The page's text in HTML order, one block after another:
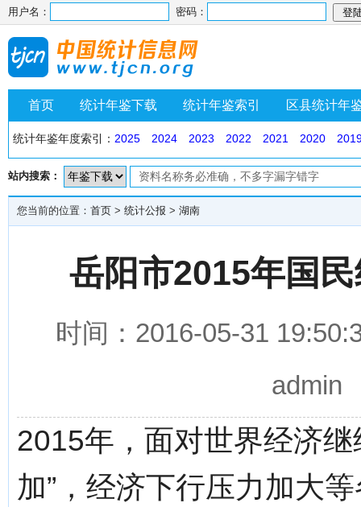
用户名： 密码：
首页 统计年鉴下载 统计年鉴索引 区县统计年
统计年鉴年度索引： 2025 2024 2023 2022 2021 2020
站内搜索：
您当前的位置： 首页 > 统计公报 > 湖南
岳阳市2015年国
时间：2016-05-31
admin
2015年，面对世界经济
加”，经济下行压力加大